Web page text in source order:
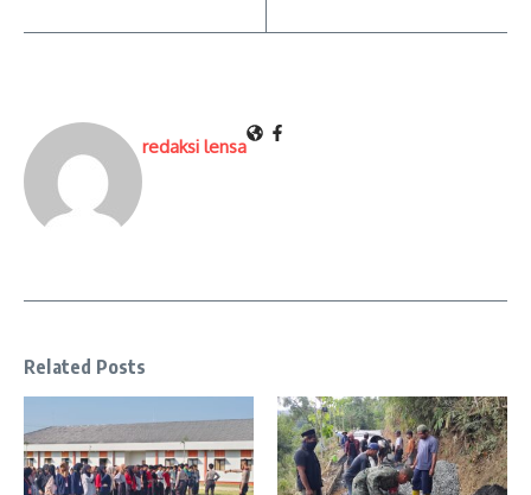
redaksi lensa
Related Posts